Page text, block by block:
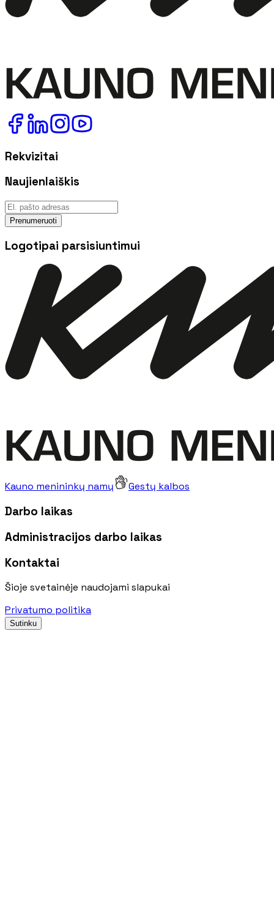
Rekvizitai
Naujienlaiškis
Prenumeruoti
Logotipai parsisiuntimui
Kauno menininkų namų Gestų kalbos
Darbo laikas
Administracijos darbo laikas
Kontaktai
Šioje svetainėje naudojami slapukai
Privatumo politika
Sutinku